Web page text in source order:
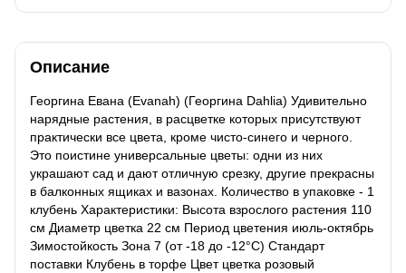
Описание
Георгина Евана (Evanah) (Георгина Dahlia) Удивительно
нарядные растения, в расцветке которых присутствуют
практически все цвета, кроме чисто-синего и черного.
Это поистине универсальные цветы: одни из них
украшают сад и дают отличную срезку, другие прекрасны
в балконных ящиках и вазонах. Количество в упаковке - 1
клубень Характеристики: Высота взрослого растения 110
см Диаметр цветка 22 см Период цветения июль-октябрь
Зимостойкость Зона 7 (от -18 до -12°C) Стандарт
поставки Клубень в торфе Цвет цветка розовый